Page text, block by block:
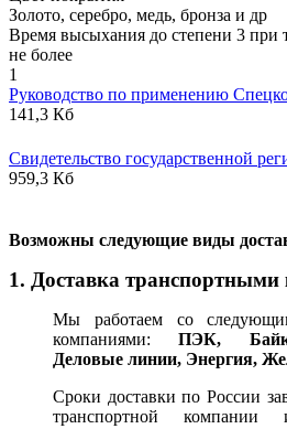
Золото, серебро, медь, бронза и др
Время высыхания до степени 3 при
не более
1
Руководство по применению
141,3 Кб
Свидетельство государственной
959,3 Кб
Возможны следующие виды
1. Доставка
Мы работаем со
компаниями:ПЭК,
Деловые линии, Энергия,
Сроки доставки по России
транспортной